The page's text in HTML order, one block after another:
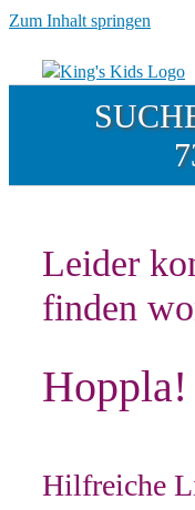
Zum Inhalt springen
Leider
finden
Hoppla!
Hilfreiche